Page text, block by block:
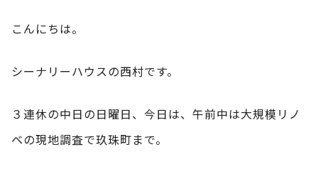
こんにちは。
シーナリーハウスの西村です。
３連休の中日の日曜日、今日は、午前中は大規模リノ
ベの現地調査で玖珠町まで。